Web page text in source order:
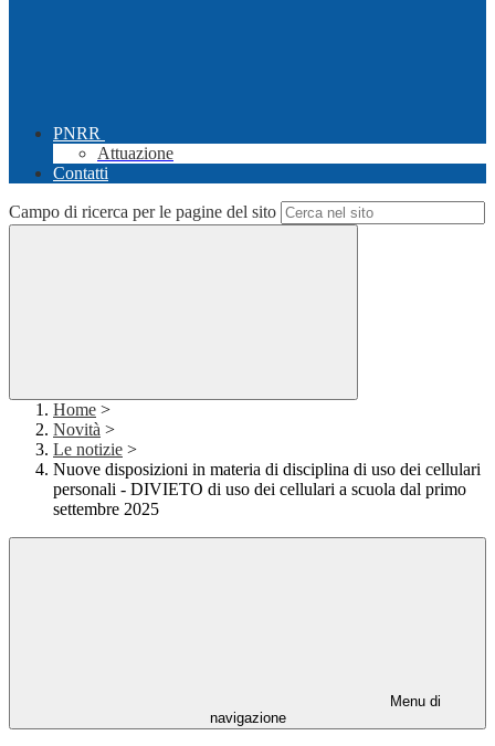
PNRR
Attuazione
Contatti
Campo di ricerca per le pagine del sito
Home >
Novità >
Le notizie >
Nuove disposizioni in materia di disciplina di uso dei cellulari
personali - DIVIETO di uso dei cellulari a scuola dal primo
settembre 2025
Menu di
navigazione